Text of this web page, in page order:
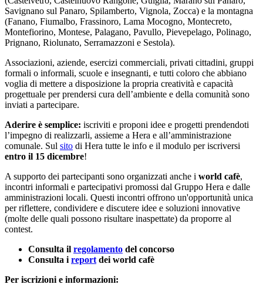
Savignano sul Panaro, Spilamberto, Vignola, Zocca) e la montagna
(Fanano, Fiumalbo, Frassinoro, Lama Mocogno, Montecreto,
Montefiorino, Montese, Palagano, Pavullo, Pievepelago, Polinago,
Prignano, Riolunato, Serramazzoni e Sestola).
Associazioni, aziende, esercizi commerciali, privati cittadini, gruppi
formali o informali, scuole e insegnanti, e tutti coloro che abbiano
voglia di mettere a disposizione la propria creatività e capacità
progettuale per prendersi cura dell’ambiente e della comunità sono
inviati a partecipare.
Aderire è semplice: iscriviti e proponi idee e progetti prendendoti
l’impegno di realizzarli, assieme a Hera e all’amministrazione
comunale. Sul sito di Hera tutte le info e il modulo per iscriversi
entro il 15 dicembre!
A supporto dei partecipanti sono organizzati anche i world cafè,
incontri informali e partecipativi promossi dal Gruppo Hera e dalle
amministrazioni locali. Questi incontri offrono un'opportunità unica
per riflettere, condividere e discutere idee e soluzioni innovative
(molte delle quali possono risultare inaspettate) da proporre al
contest.
Consulta il regolamento del concorso
Consulta i report dei world cafè
Per iscrizioni e informazioni: